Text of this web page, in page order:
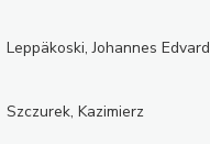
Leppäkoski, Johannes Edvard
Szczurek, Kazimierz